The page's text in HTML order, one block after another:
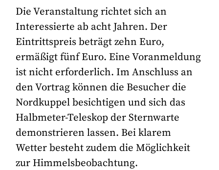
Die Veranstaltung richtet sich an
Interessierte ab acht Jahren. Der
Eintrittspreis beträgt zehn Euro,
ermäßigt fünf Euro. Eine Voranmeldung
ist nicht erforderlich. Im Anschluss an
den Vortrag können die Besucher die
Nordkuppel besichtigen und sich das
Halbmeter-Teleskop der Sternwarte
demonstrieren lassen. Bei klarem
Wetter besteht zudem die Möglichkeit
zur Himmelsbeobachtung.